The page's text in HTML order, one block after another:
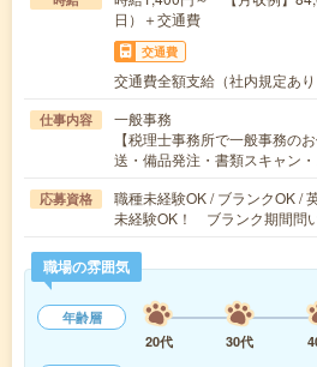
日）＋交通費
交通費
交通費全額支給（社内規定あり
仕事内容
一般事務
【税理士事務所で一般事務の
送・備品発注・書類スキャン
応募資格
職種未経験OK / ブランクOK /
未経験OK！ ブランク期間問
職場の雰囲気
年齢層
20代
30代